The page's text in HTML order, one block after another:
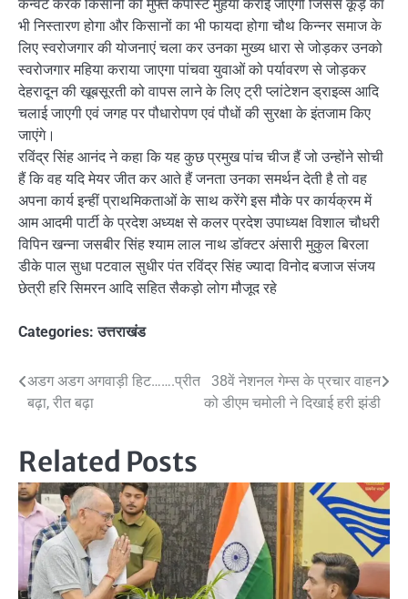
कन्वर्ट करके किसानों को मुफ्त कंपोस्ट मुहैया कराई जाएगी जिससे कूड़े का
भी निस्तारण होगा और किसानों का भी फायदा होगा चौथ किन्नर समाज के
लिए स्वरोजगार की योजनाएं चला कर उनका मुख्य धारा से जोड़कर उनको
स्वरोजगार महिया कराया जाएगा पांचवा युवाओं को पर्यावरण से जोड़कर
देहरादून की खूबसूरती को वापस लाने के लिए ट्री प्लांटेशन ड्राइव्स आदि
चलाई जाएगी एवं जगह पर पौधारोपण एवं पौधों की सुरक्षा के इंतजाम किए
जाएंगे।
रविंद्र सिंह आनंद ने कहा कि यह कुछ प्रमुख पांच चीज हैं जो उन्होंने सोची
हैं कि वह यदि मेयर जीत कर आते हैं जनता उनका समर्थन देती है तो वह
अपना कार्य इन्हीं प्राथमिकताओं के साथ करेंगे इस मौके पर कार्यक्रम में
आम आदमी पार्टी के प्रदेश अध्यक्ष से कलर प्रदेश उपाध्यक्ष विशाल चौधरी
विपिन खन्ना जसबीर सिंह श्याम लाल नाथ डॉक्टर अंसारी मुकुल बिरला
डीके पाल सुधा पटवाल सुधीर पंत रविंद्र सिंह ज्यादा विनोद बजाज संजय
छेत्री हरि सिमरन आदि सहित सैकड़ो लोग मौजूद रहे
Categories:उत्तराखंड
Post
navigation
अडग अडग अगवाड़ी हिट…….प्रीत
बढ़ा, रीत बढ़ा
38वें नेशनल गेम्स के प्रचार वाहन
को डीएम चमोली ने दिखाई हरी झंडी
Related Posts